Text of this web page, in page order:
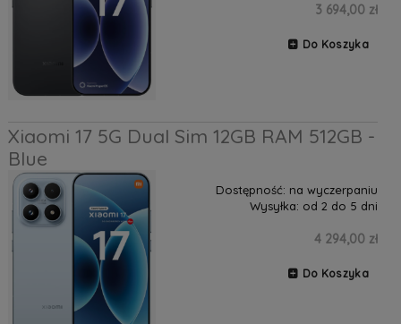
3 694,00 zł
Do Koszyka
Xiaomi 17 5G Dual Sim 12GB RAM 512GB -
Blue
Dostępność: na wyczerpaniu
Wysyłka: od 2 do 5 dni
4 294,00 zł
Do Koszyka